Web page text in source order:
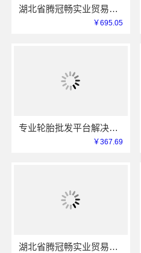
湖北省腾冠畅实业贸易有限公司线上轮胎批发品牌哪里买
￥695.05
专业轮胎批发平台解决方案-湖北省腾冠畅实业贸易有限公司一站式服务
￥367.69
湖北省腾冠畅实业贸易有限公司：国内轮胎批发公司流程